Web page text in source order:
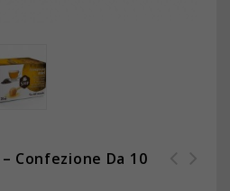
Confezione Da 10